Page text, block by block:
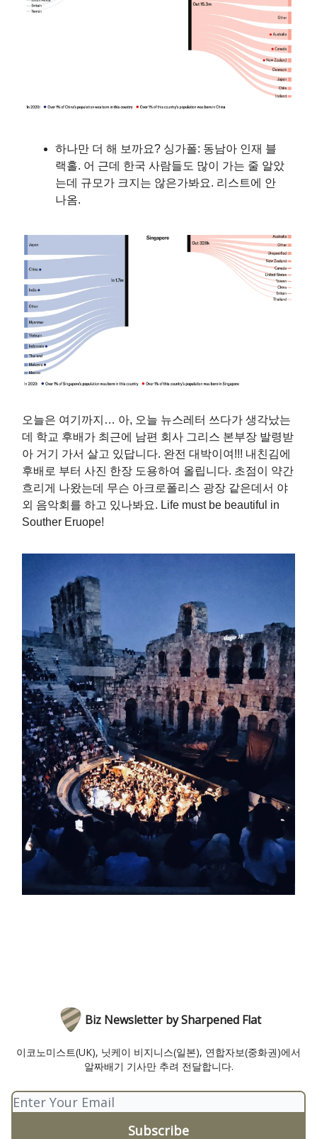
하나만 더 해 보까요? 싱가폴: 동남아 인재 블
랙홀. 어 근데 한국 사람들도 많이 가는 줄 알았
는데 규모가 크지는 않은가봐요. 리스트에 안
나옴.
오늘은 여기까지… 아, 오늘 뉴스레터 쓰다가 생각났는
데 학교 후배가 최근에 남편 회사 그리스 본부장 발령받
아 거기 가서 살고 있답니다. 완전 대박이여!!! 내친김에
후배로 부터 사진 한장 도용하여 올립니다. 초점이 약간
흐리게 나왔는데 무슨 아크로폴리스 광장 같은데서 야
외 음악회를 하고 있나봐요. Life must be beautiful in
Souther Eruope!
Biz Newsletter by Sharpened Flat
이코노미스트(UK), 닛케이 비지니스(일본), 연합자보(중화권)에서
알짜배기 기사만 추려 전달합니다.